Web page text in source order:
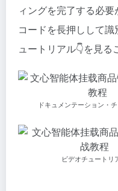
ィングを完了する必
コードを長押しして
ュートリアル👇を見る
ドキュメンテーション・
ビデオチュートリ